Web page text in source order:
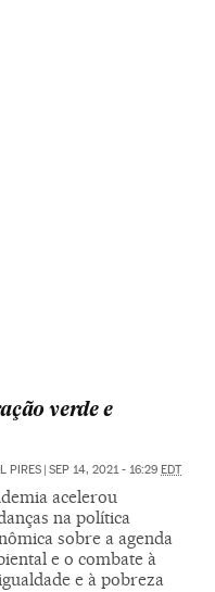
verde e
PIRES SEP 14, 2021 - 16:29 EDT
acelerou
na política
sobre a agenda
e o combate à
e à pobreza